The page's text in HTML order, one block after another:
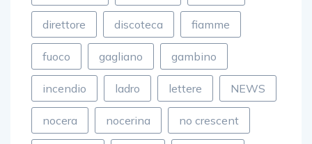
direttore discoteca fiamme
fuoco gagliano gambino
incendio ladro lettere NEWS
nocera nocerina no crescent